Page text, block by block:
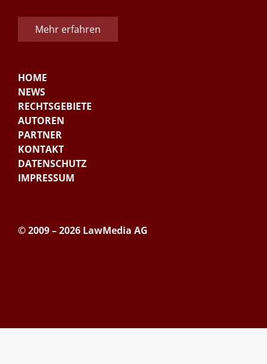
Mehr erfahren
HOME
NEWS
RECHTSGEBIETE
AUTOREN
PARTNER
KONTAKT
DATENSCHUTZ
IMPRESSUM
© 2009 – 2026 LawMedia AG